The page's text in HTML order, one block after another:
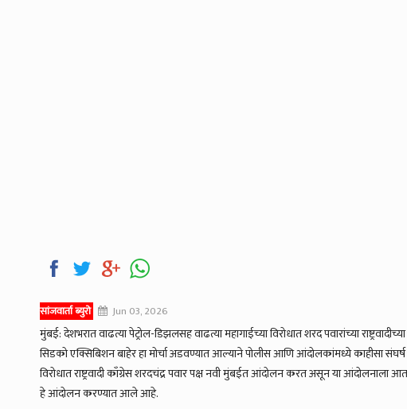
सांजवार्ता ब्युरो Jun 03, 2026
मुंबई: देशभरात वाढत्या पेट्रोल-डिझलसह वाढत्या महागाईच्या विरोधात शरद पवारांच्या
सिडको एक्सिबिशन बाहेर हा मोर्चा अडवण्यात आल्याने पोलीस आणि आंदोलकांमध्ये काहीसा
विरोधात राष्ट्रवादी काँग्रेस शरदचंद्र पवार पक्ष नवी मुंबईत आंदोलन करत असून या
हे आंदोलन करण्यात आले आहे.